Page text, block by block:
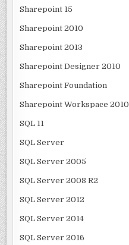
Sharepoint 15
Sharepoint 2010
Sharepoint 2013
Sharepoint Designer 2010
Sharepoint Foundation
Sharepoint Workspace 2010
SQL 11
SQL Server
SQL Server 2005
SQL Server 2008 R2
SQL Server 2012
SQL Server 2014
SQL Server 2016